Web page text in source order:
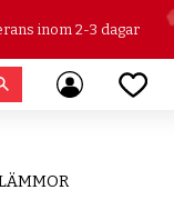
inom 2-3 dagar